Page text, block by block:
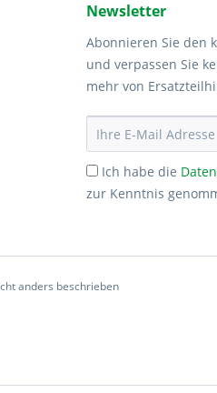
Newsletter
Abonnieren Sie den
und verpassen Sie
mehr von
Ich habe die
zur Kenntnis
anders beschrieben